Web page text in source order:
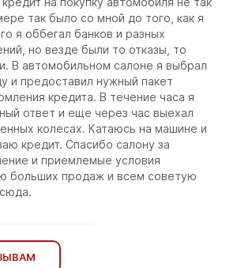
так было со мной до того, как я
я оббегал банков и разных
но везде были то отказы, то
В автомобильном салоне я выбрал
и предоставил нужный пакет
кредита. В течение часа я
ответ и еще через час выехал
колесах. Катаюсь на машине и
кредит. Спасибо салону за
и приемлемые условия
больших продаж и всем советую